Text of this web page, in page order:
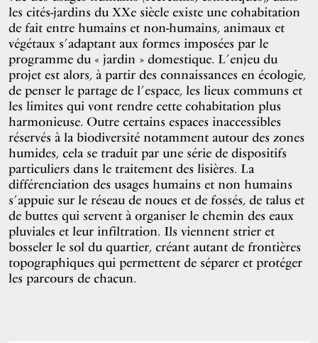
les cités-jardins du XXe siècle existe une cohabitation
de fait entre humains et non-humains, animaux et
végétaux s’adaptant aux formes imposées par le
programme du « jardin » domestique. L’enjeu du
projet est alors, à partir des connaissances en écologie,
de penser le partage de l’espace, les lieux communs et
les limites qui vont rendre cette cohabitation plus
harmonieuse. Outre certains espaces inaccessibles
réservés à la biodiversité notamment autour des zones
humides, cela se traduit par une série de dispositifs
particuliers dans le traitement des lisières. La
différenciation des usages humains et non humains
s’appuie sur le réseau de noues et de fossés, de talus et
de buttes qui servent à organiser le chemin des eaux
pluviales et leur infiltration. Ils viennent strier et
bosseler le sol du quartier, créant autant de frontières
topographiques qui permettent de séparer et protéger
les parcours de chacun.